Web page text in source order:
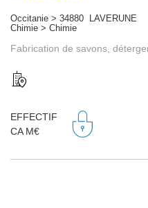
Occitanie > 34880 LAVERUNE
Chimie > Chimie
Fabrication de savons,
EFFECTIF
CA M€